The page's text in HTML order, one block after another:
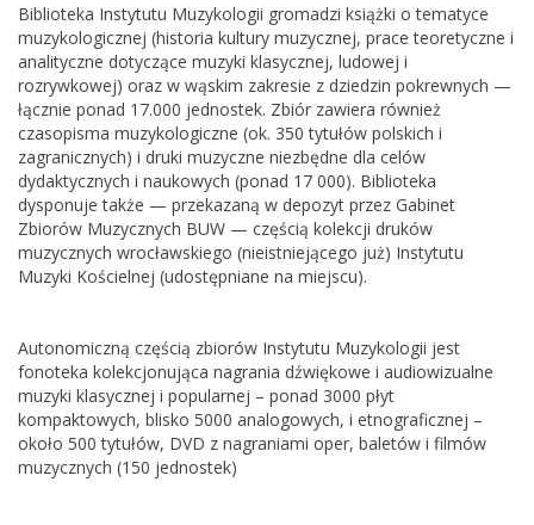
Biblioteka Instytutu Muzykologii gromadzi książki o tematyce
muzykologicznej (historia kultury muzycznej, prace teoretyczne i
analityczne dotyczące muzyki klasycznej, ludowej i
rozrywkowej) oraz w wąskim zakresie z dziedzin pokrewnych —
łącznie ponad 17.000 jednostek. Zbiór zawiera również
czasopisma muzykologiczne (ok. 350 tytułów polskich i
zagranicznych) i druki muzyczne niezbędne dla celów
dydaktycznych i naukowych (ponad 17 000). Biblioteka
dysponuje także — przekazaną w depozyt przez Gabinet
Zbiorów Muzycznych BUW — częścią kolekcji druków
muzycznych wrocławskiego (nieistniejącego już) Instytutu
Muzyki Kościelnej (udostępniane na miejscu).
Autonomiczną częścią zbiorów Instytutu Muzykologii jest
fonoteka kolekcjonująca nagrania dźwiękowe i audiowizualne
muzyki klasycznej i popularnej – ponad 3000 płyt
kompaktowych, blisko 5000 analogowych, i etnograficznej –
około 500 tytułów, DVD z nagraniami oper, baletów i filmów
muzycznych (150 jednostek)